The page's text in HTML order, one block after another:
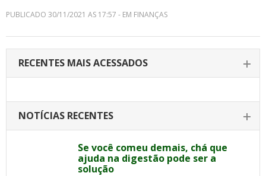
PUBLICADO 30/11/2021 AS 17:57 - EM FINANÇAS
RECENTES MAIS ACESSADOS
NOTÍCIAS RECENTES
Se você comeu demais, chá que
ajuda na digestão pode ser a
solução